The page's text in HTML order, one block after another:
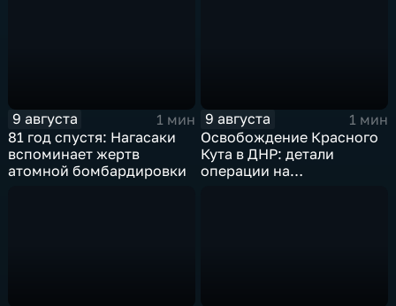
9 августа
1 мин
81 год спустя: Нагасаки
вспоминает жертв
атомной бомбардировки
9 августа
1 мин
Освобождение Красного
Кута в ДНР: детали
операции на